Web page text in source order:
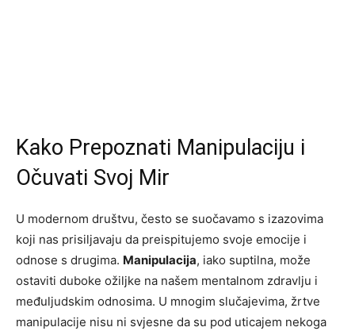
Kako Prepoznati Manipulaciju i
Očuvati Svoj Mir
U modernom društvu, često se suočavamo s izazovima
koji nas prisiljavaju da preispitujemo svoje emocije i
odnose s drugima. Manipulacija, iako suptilna, može
ostaviti duboke ožiljke na našem mentalnom zdravlju i
međuljudskim odnosima. U mnogim slučajevima, žrtve
manipulacije nisu ni svjesne da su pod uticajem nekoga